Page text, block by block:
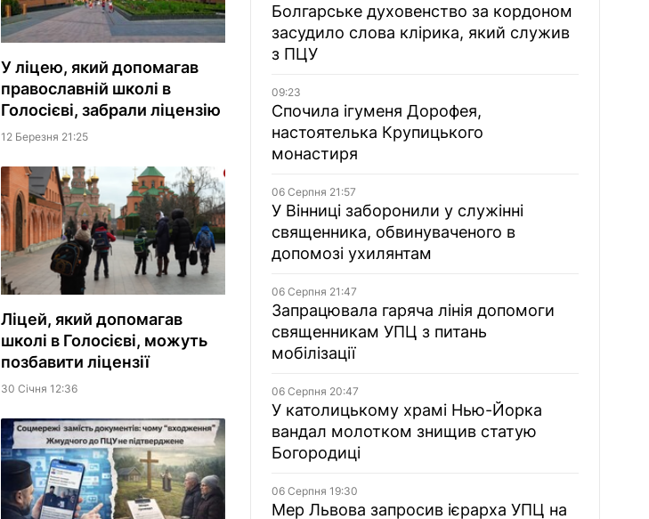
У ліцею, який допомагав
православній школі в
Голосієві, забрали ліцензію
12 Березня 21:25
Ліцей, який допомагав
школі в Голосієві, можуть
позбавити ліцензії
30 Сiчня 12:36
Болгарське духовенство за кордоном
засудило слова клірика, який служив
з ПЦУ
09:23
Спочила ігуменя Дорофея,
настоятелька Крупицького
монастиря
06 Серпня 21:57
У Вінниці заборонили у служінні
священника, обвинуваченого в
допомозі ухилянтам
06 Серпня 21:47
Запрацювала гаряча лінія допомоги
священникам УПЦ з питань
мобілізації
06 Серпня 20:47
У католицькому храмі Нью-Йорка
вандал молотком знищив статую
Богородиці
06 Серпня 19:30
Мер Львова запросив ієрарха УПЦ на